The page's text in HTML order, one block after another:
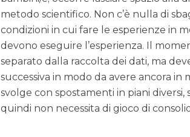
metodo scientifico. Non c’è nulla di
condizioni in cui fare le esperienze in
devono eseguire l’esperienza. Il
separato dalla raccolta dei dati, ma
successiva in modo da avere ancora in
svolge con spostamenti in piani
quindi non necessita di gioco di